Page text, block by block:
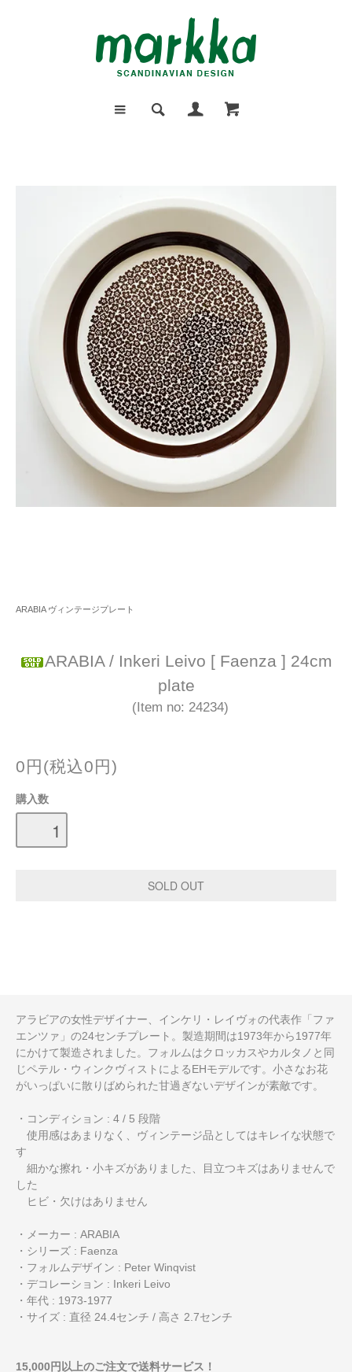
ARABIA ヴィンテージプレート
ARABIA / Inkeri Leivo [ Faenza ] 24cm
plate
(Item no: 24234)
0円(税込0円)
購入数
アラビアの女性デザイナー、インケリ・レイヴォの代表作「ファ
エンツァ」の24センチプレート。製造期間は1973年から1977年
にかけて製造されました。フォルムはクロッカスやカルタノと同
じペテル・ウィンクヴィストによるEHモデルです。小さなお花
がいっぱいに散りばめられた甘過ぎないデザインが素敵です。
・コンディション : 4 / 5 段階
使用感はあまりなく、ヴィンテージ品としてはキレイな状態で
す
細かな擦れ・小キズがありました、目立つキズはありませんで
した
ヒビ・欠けはありません
・メーカー : ARABIA
・シリーズ : Faenza
・フォルムデザイン : Peter Winqvist
・デコレーション : Inkeri Leivo
・年代 : 1973-1977
・サイズ : 直径 24.4センチ / 高さ 2.7センチ
15,000円以上のご注文で送料サービス！